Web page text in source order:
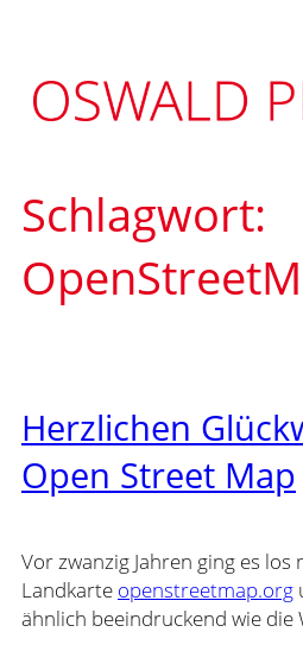
springen
Schlagwort:
Herzlichen
Open Street Map
Vor zwanzig Jahren ging es
Landkarte openstreetmap.org
ähnlich beeindruckend wie die